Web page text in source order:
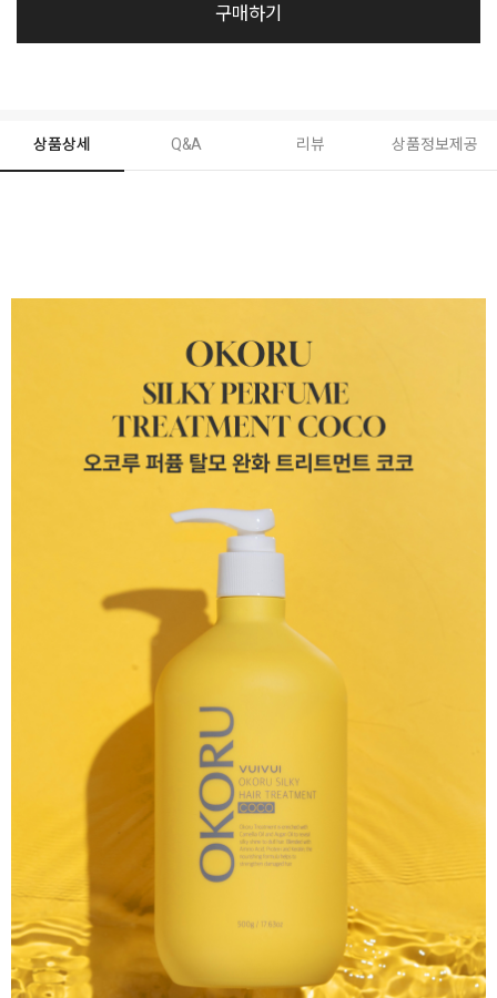
구매하기
상품상세 Q&A 리뷰 상품정보제공